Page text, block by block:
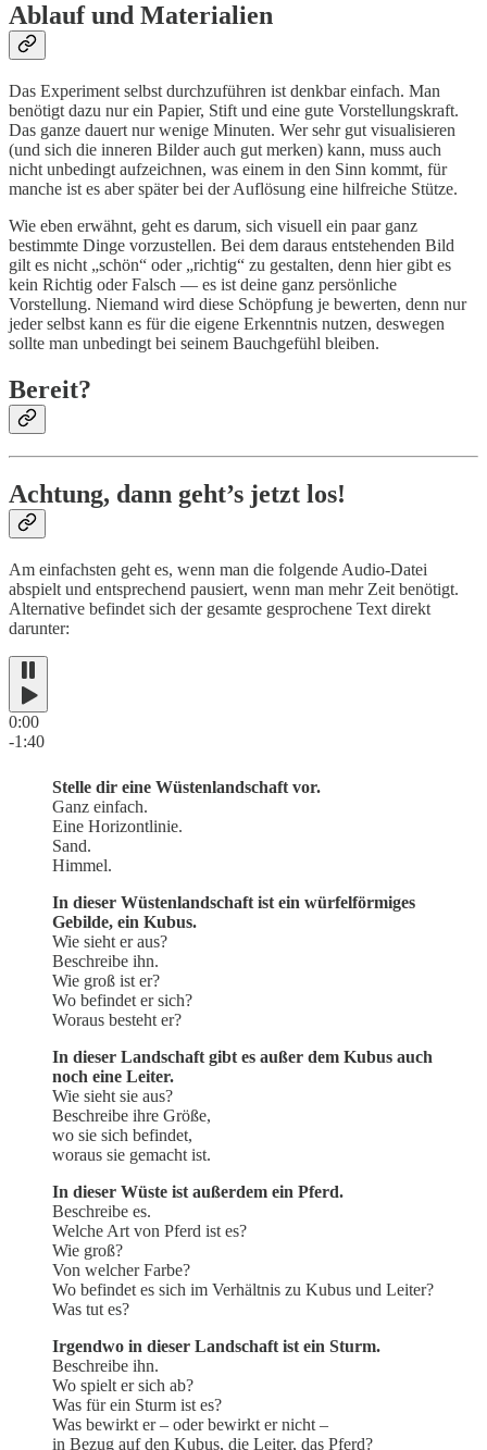
Ablauf und Materialien
Das Experiment selbst durchzuführen ist denkbar einfach. Man
benötigt dazu nur ein Papier, Stift und eine gute Vorstellungskraft.
Das ganze dauert nur wenige Minuten. Wer sehr gut visualisieren
(und sich die inneren Bilder auch gut merken) kann, muss auch
nicht unbedingt aufzeichnen, was einem in den Sinn kommt, für
manche ist es aber später bei der Auflösung eine hilfreiche Stütze.
Wie eben erwähnt, geht es darum, sich visuell ein paar ganz
bestimmte Dinge vorzustellen. Bei dem daraus entstehenden Bild
gilt es nicht „schön“ oder „richtig“ zu gestalten, denn hier gibt es
kein Richtig oder Falsch — es ist deine ganz persönliche
Vorstellung. Niemand wird diese Schöpfung je bewerten, denn nur
jeder selbst kann es für die eigene Erkenntnis nutzen, deswegen
sollte man unbedingt bei seinem Bauchgefühl bleiben.
Bereit?
Achtung, dann geht’s jetzt los!
Am einfachsten geht es, wenn man die folgende Audio-Datei
abspielt und entsprechend pausiert, wenn man mehr Zeit benötigt.
Alternative befindet sich der gesamte gesprochene Text direkt
darunter:
0:00
-1:40
Stelle dir eine Wüstenlandschaft vor.
Ganz einfach.
Eine Horizontlinie.
Sand.
Himmel.
In dieser Wüstenlandschaft ist ein würfelförmiges
Gebilde, ein Kubus.
Wie sieht er aus?
Beschreibe ihn.
Wie groß ist er?
Wo befindet er sich?
Woraus besteht er?
In dieser Landschaft gibt es außer dem Kubus auch
noch eine Leiter.
Wie sieht sie aus?
Beschreibe ihre Größe,
wo sie sich befindet,
woraus sie gemacht ist.
In dieser Wüste ist außerdem ein Pferd.
Beschreibe es.
Welche Art von Pferd ist es?
Wie groß?
Von welcher Farbe?
Wo befindet es sich im Verhältnis zu Kubus und Leiter?
Was tut es?
Irgendwo in dieser Landschaft ist ein Sturm.
Beschreibe ihn.
Wo spielt er sich ab?
Was für ein Sturm ist es?
Was bewirkt er – oder bewirkt er nicht –
in Bezug auf den Kubus, die Leiter, das Pferd?